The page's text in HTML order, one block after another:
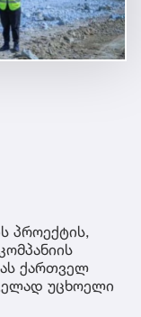
პროექტის,
ქართველ
უცხოელი